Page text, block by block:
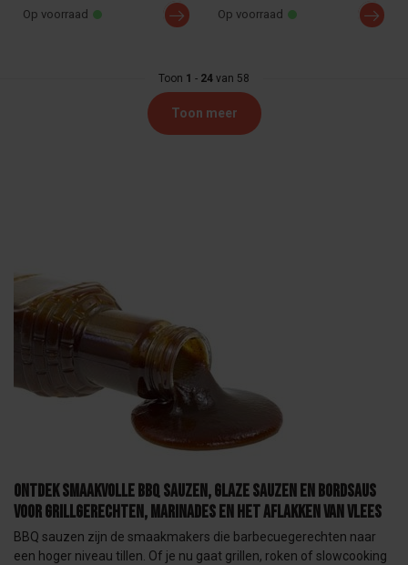
Op voorraad Op voorraad
Toon 1 - 24 van 58
Toon meer
Ontdek smaakvolle BBQ sauzen, glaze sauzen en bordsaus
voor grillgerechten, marinades en het aflakken van vlees
BBQ sauzen zijn de smaakmakers die barbecuegerechten naar
een hoger niveau tillen. Of je nu gaat grillen, roken of slowcooking